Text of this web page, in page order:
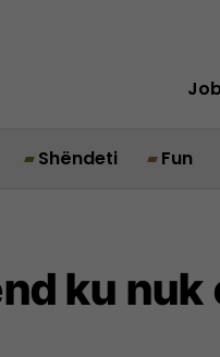
Shëndeti Fun
ku nuk